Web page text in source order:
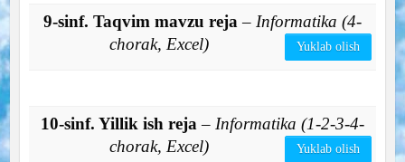
9-sinf. Taqvim mavzu reja – Informatika (4-
chorak, Excel)
Yuklab olish
10-sinf. Yillik ish reja – Informatika (1-2-3-4-
chorak, Excel)
Yuklab olish